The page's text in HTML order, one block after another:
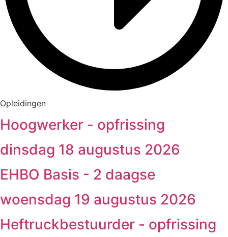
Opleidingen
Hoogwerker - opfrissing
dinsdag 18 augustus 2026
EHBO Basis - 2 daagse
woensdag 19 augustus 2026
Heftruckbestuurder - opfrissing